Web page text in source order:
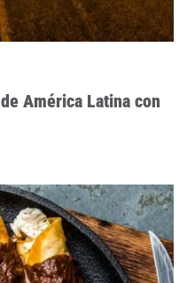
América Latina con